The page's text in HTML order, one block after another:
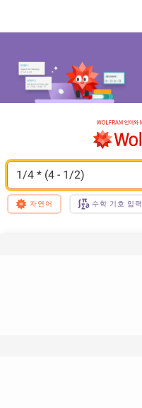
1/4 * (4 - 1/2)
자연어 수학 기호 입력